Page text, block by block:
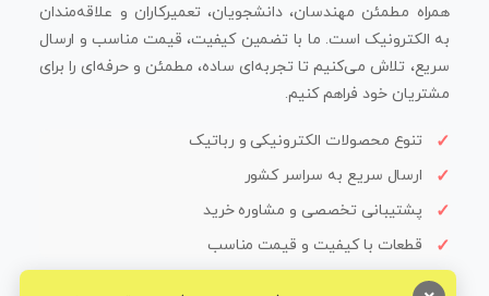
همراه مطمئن مهندسان، دانشجویان، تعمیرکاران و علاقه‌مندان
به الکترونیک است. ما با تضمین کیفیت، قیمت مناسب و ارسال
سریع، تلاش می‌کنیم تا تجربه‌ای ساده، مطمئن و حرفه‌ای را برای
مشتریان خود فراهم کنیم.
تنوع محصولات الکترونیکی و رباتیک
ارسال سریع به سراسر کشور
پشتیبانی تخصصی و مشاوره خرید
قطعات با کیفیت و قیمت مناسب